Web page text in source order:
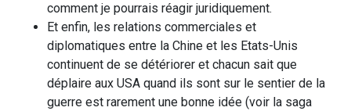
comment je pourrais réagir juridiquement.
Et enfin, les relations commerciales et
diplomatiques entre la Chine et les Etats-Unis
continuent de se détériorer et chacun sait que
déplaire aux USA quand ils sont sur le sentier de la
guerre est rarement une bonne idée (voir la saga